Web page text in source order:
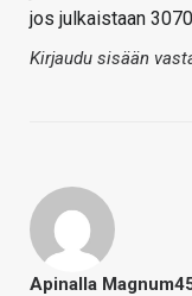
jos julkaistaan
Kirjaudu sisään
Apinalla